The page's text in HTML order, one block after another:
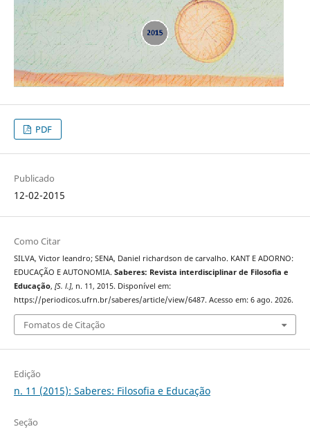
PDF
Publicado
12-02-2015
Como Citar
SILVA, Victor leandro; SENA, Daniel richardson de carvalho. KANT E ADORNO:
EDUCAÇÃO E AUTONOMIA. Saberes: Revista interdisciplinar de Filosofia e
Educação, [S. l.], n. 11, 2015. Disponível em:
https://periodicos.ufrn.br/saberes/article/view/6487. Acesso em: 6 ago. 2026.
Fomatos de Citação
Edição
n. 11 (2015): Saberes: Filosofia e Educação
Seção